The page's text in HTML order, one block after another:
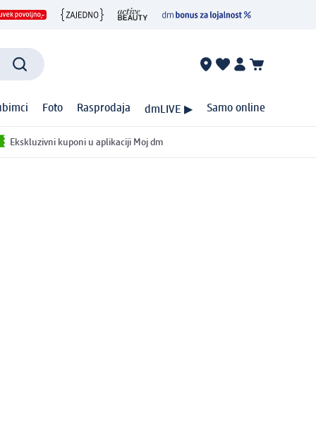
Foto Rasprodaja dmLIVE ▶ Samo online
Ekskluzivni kuponi u aplikaciji Moj dm